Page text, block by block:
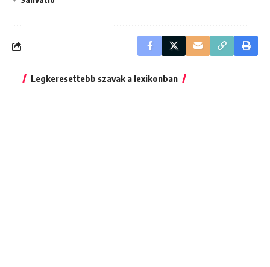
Legkeresettebb szavak a lexikonban